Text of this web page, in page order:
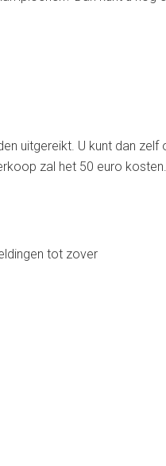
uitgereikt. U kunt dan
zal het 50 euro
tot zover